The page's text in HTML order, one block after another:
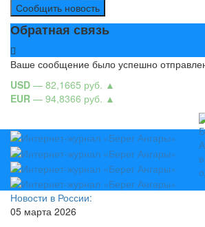
Сообщить новость
Обратная связь
Ваше сообщение было успешно
USD — 82,1665 руб. ▲
EUR — 94,8366 руб. ▲
Новости в России:
05 марта 2026